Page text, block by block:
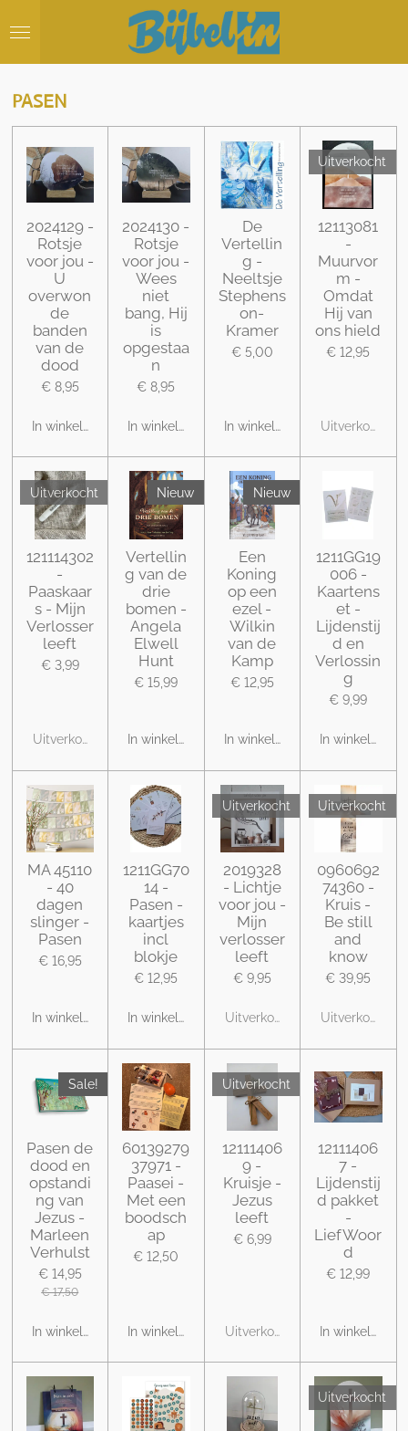
direct
hoofdinhoud
PASEN
2024129 -
Rotsje
voor jou -
U
overwon
de
banden
van de
dood
€ 8,95
In winkelwagen
2024130 -
Rotsje
voor jou -
Wees
niet
bang, Hij
is
opgestaa
n
€ 8,95
In winkelwagen
De
Vertellin
g -
Neeltsje
Stephens
on-
Kramer
€ 5,00
In winkelwagen
Uitverkocht
12113081
-
Muurvor
m -
Omdat
Hij van
ons hield
€ 12,95
Uitverkocht
Uitverkocht
121114302
-
Paaskaar
s - Mijn
Verlosser
leeft
€ 3,99
Uitverkocht
Nieuw
Vertellin
g van de
drie
bomen -
Angela
Elwell
Hunt
€ 15,99
In winkelwagen
Nieuw
Een
Koning
op een
ezel -
Wilkin
van de
Kamp
€ 12,95
In winkelwagen
1211GG19
006 -
Kaartens
et -
Lijdenstij
d en
Verlossin
g
€ 9,99
In
MA 45110
- 40
dagen
slinger -
Pasen
€ 16,95
In winkelwagen
1211GG70
14 -
Pasen -
kaartjes
incl
blokje
€ 12,95
In winkelwagen
Uitverkocht
2019328
- Lichtje
voor jou -
Mijn
verlosser
leeft
€ 9,95
Uitverkocht
Uitverkocht
0960692
74360 -
Kruis -
Be still
and
know
€ 39,95
Uitverkocht
Sale!
Pasen de
dood en
opstandi
ng van
Jezus -
Marleen
Verhulst
€ 14,95
€ 17,50
In winkelwagen
60139279
37971 -
Paasei -
Met een
boodsch
ap
€ 12,50
In winkelwagen
Uitverkocht
12111406
9 -
Kruisje -
Jezus
leeft
€ 6,99
Uitverkocht
12111406
7 -
Lijdenstij
d pakket
-
LiefWoor
d
€ 12,99
In
Uitverkocht